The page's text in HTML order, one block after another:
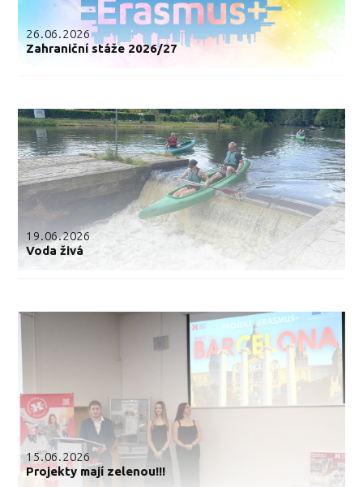
26.06.2026
Zahraniční stáže 2026/27
19.06.2026
Voda živá
15.06.2026
Projekty mají zelenou!!!